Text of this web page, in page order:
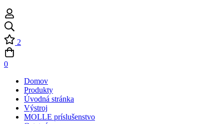
2
0
Domov
Produkty
Úvodná stránka
Výstroj
MOLLE príslušenstvo